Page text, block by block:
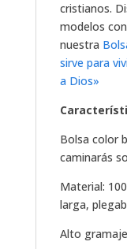
cristianos.
modelos
nuestra
sirve para
a Dios»
Bolsa color
caminarás
Material:
larga,
Alto